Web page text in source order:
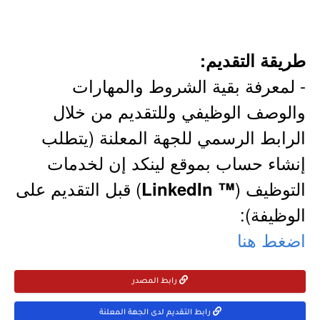
طريقة التقديم:
- لمعرفة بقية الشروط والمهارات
والوصف الوظيفي وللتقديم من خلال
الرابط الرسمي للجهة المعلنة (يتطلب
إنشاء حساب بموقع لينكد إن لخدمات
التوظيف (™ LinkedIn
) قبل التقديم على
الوظيفة):
اضغط هنا
رابط المصدر
رابط التقديم لدى الجهة المعلنة